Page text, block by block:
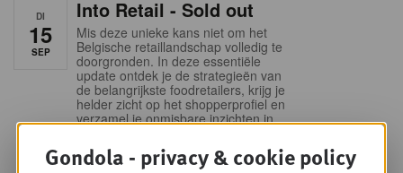
DI
15
SEP
Into Retail - Sold out
Mis deze unieke kans niet om het
Belgische retaillandschap volledig te
doorgronden. In deze essentiële
update ontdek je de strategieën van
de belangrijkste foodretailers, krijg je
helder zicht op het shopperprofiel en
verzamel je onmisbare inzichten in
ooit.
Gondola - privacy & cookie policy